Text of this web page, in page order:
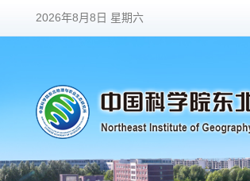
2026年8月8日 星期六